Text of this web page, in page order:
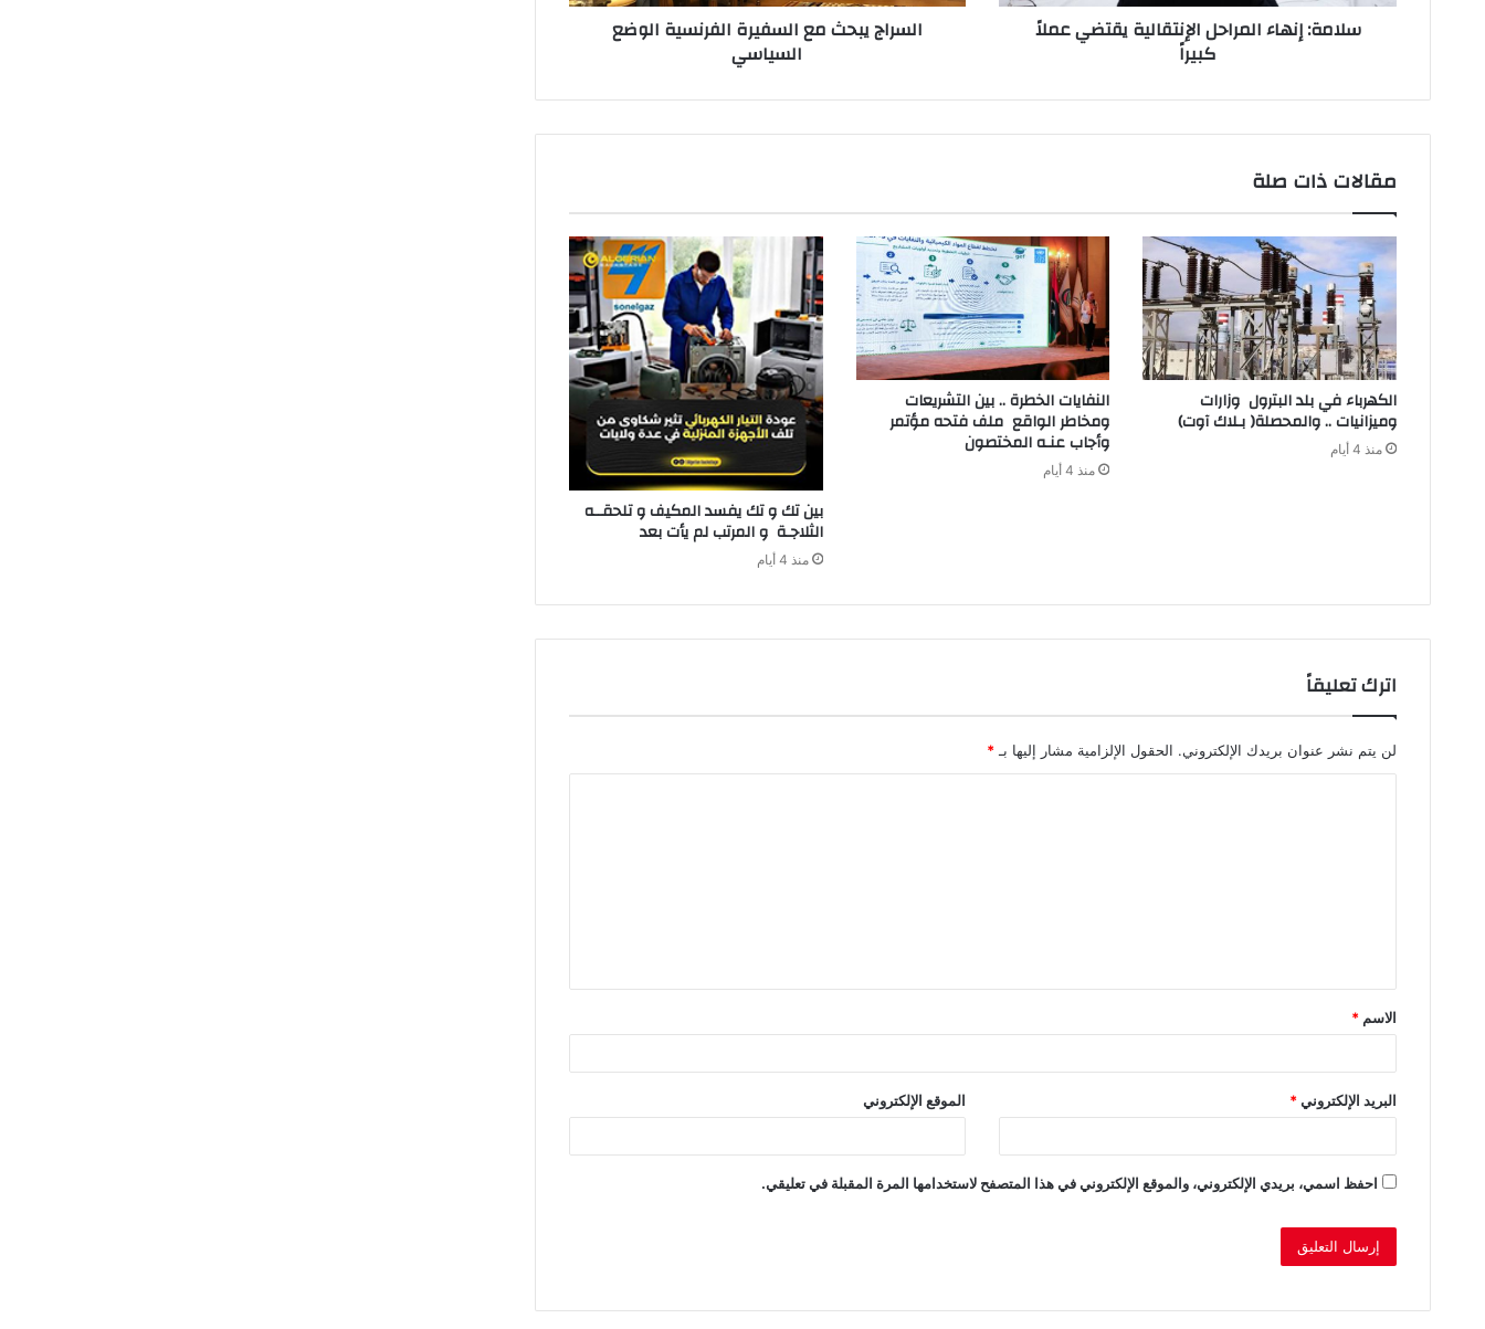
ن
سلامة: إنهاء المراحل الإنتقالية يقتضي عملاً
كبيراً
السراج يبحث مع السفيرة الفرنسية الوضع
السياسي
مقالات ذات صلة
الكهرباء‭ ‬في‭ ‬بلد‭ ‬البترول‭ ‬ وزارات‭
‬وميزانيات‭ .. ‬والمحصلة‭ )‬بـلاك‭ ‬آوت)
منذ 4 أيام
النفايات‭ ‬الخطرة‭ .. ‬بين‭ ‬التشريعات‭
‬ومخاطر‭ ‬الواقع ملف‭ ‬فتحه‭ ‬مؤتمر‭
‬وأجاب‭ ‬عنـه‭ ‬المختصون
منذ 4 أيام
‬الثلاجـة‭ ‬و‭ ‬المرتب‭ ‬لم‭ ‬يأت‭ ‬بعد‭ ‬
منذ 4 أيام
اترك تعليقاً
لن يتم نشر عنوان بريدك الإلكتروني. الحقول الإلزامية مشار إليها بـ*
ق
*
الاسم *
البريد الإلكتروني* الموقع الإلكتروني
احفظ اسمي، بريدي الإلكتروني، والموقع الإلكتروني في هذا المتصفح لاستخدامها المرة المقبلة في تعليقي.